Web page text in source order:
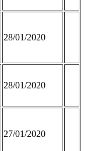
28/01/2020
28/01/2020
27/01/2020